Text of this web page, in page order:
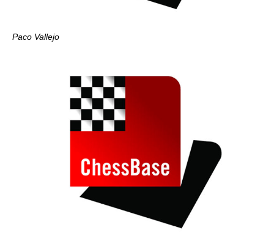
Paco Vallejo